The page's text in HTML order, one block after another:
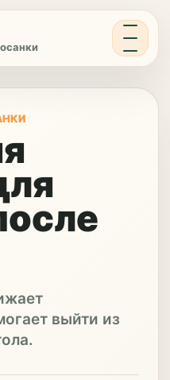
Меню
выйти из